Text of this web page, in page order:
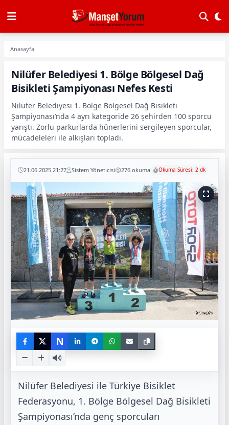
Anasayfa
Nilüfer Belediyesi 1. Bölge Bölgesel Dağ
Bisikleti Şampiyonası Nefes Kesti
Nilüfer Belediyesi 1. Bölge Bölgesel Dağ Bisikleti
Şampiyonası’nda 4 ayrı kategoride 26 şehirden 100 sporcu
yarıştı. Zorlu parkurlarda hünerlerini sergileyen sporcular,
mücadeleleri ile alkışları topladı.
21.06.2025 21:27 Sistem Yöneticisi 276 okuma Okuma Süresi: 2 dk
N
Nilüfer Belediyesi ile Türkiye Bisiklet
Federasyonu, 1. Bölge Bölgesel Dağ Bisikleti
Şampiyonası’nda genç sporcuları